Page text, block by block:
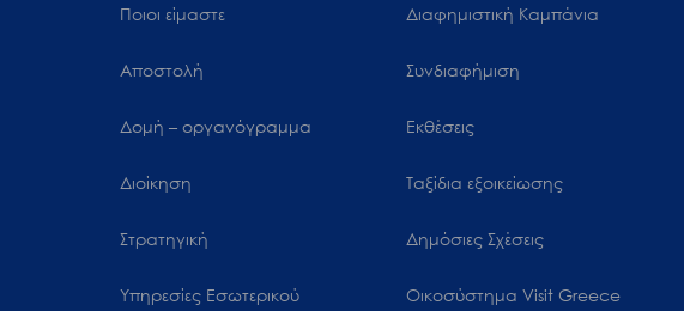
Ποιοι είμαστε
Αποστολή
Δομή – οργανόγραμμα
Διοίκηση
Στρατηγική
Υπηρεσίες Εσωτερικού
Διαφημιστική Καμπάνια
Συνδιαφήμιση
Εκθέσεις
Ταξίδια εξοικείωσης
Δημόσιες Σχέσεις
Oικοσύστημα Visit Greece